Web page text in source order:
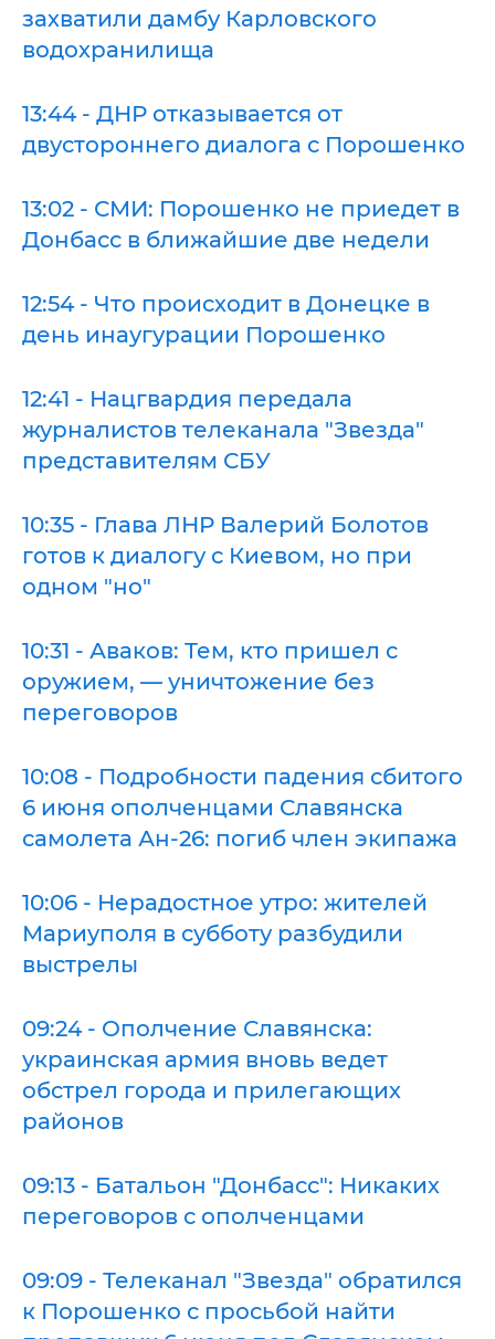
захватили дамбу Карловского
водохранилища
13:44 - ДНР отказывается от
двустороннего диалога с Порошенко
13:02 - СМИ: Порошенко не приедет в
Донбасс в ближайшие две недели
12:54 - Что происходит в Донецке в
день инаугурации Порошенко
12:41 - Нацгвардия передала
журналистов телеканала "Звезда"
представителям СБУ
10:35 - Глава ЛНР Валерий Болотов
готов к диалогу с Киевом, но при
одном "но"
10:31 - Аваков: Тем, кто пришел с
оружием, — уничтожение без
переговоров
10:08 - Подробности падения сбитого
6 июня ополченцами Славянска
самолета Ан-26: погиб член экипажа
10:06 - Нерадостное утро: жителей
Мариуполя в субботу разбудили
выстрелы
09:24 - Ополчение Славянска:
украинская армия вновь ведет
обстрел города и прилегающих
районов
09:13 - Батальон "Донбасс": Никаких
переговоров с ополченцами
09:09 - Телеканал "Звезда" обратился
к Порошенко с просьбой найти